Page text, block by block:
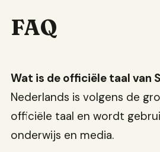
FAQ
Wat is de officiële taal van
Nederlands is volgens de
officiële taal en wordt
onderwijs en media.